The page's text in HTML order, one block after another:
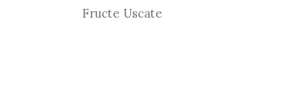
Fructe Uscate